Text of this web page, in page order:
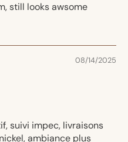
still looks awsome
08/14/2025
suivi impec, livraisons
ambiance plus